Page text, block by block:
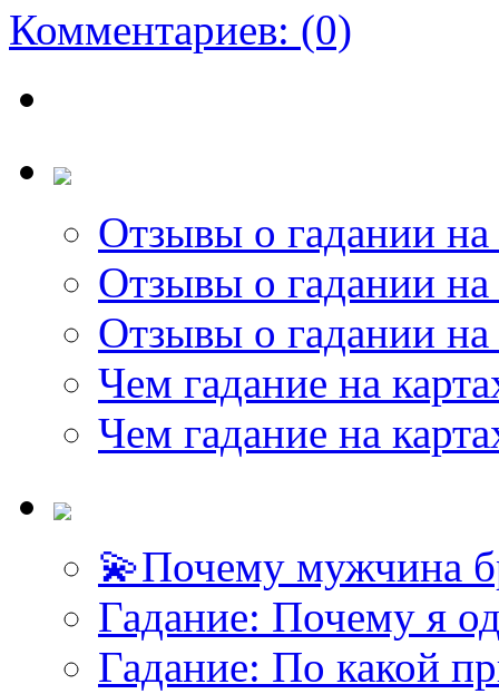
Комментариев: (0)
Отзывы о гадании на
Отзывы о гадании на
Отзывы о гадании на
Чем гадание на
Чем гадание на
💫Почему мужчина
Гадание: Почему я
Гадание: По какой